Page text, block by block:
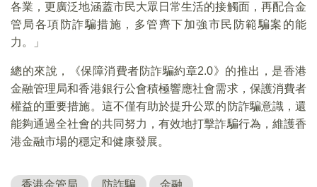
各業，更廣泛地涵蓋市民大眾日常生活的接觸面，再配合金
管局各項防詐騙措施，多管齊下加強市民防範騙案的能
力。」
總的來說，《保障消費者防詐騙約章2.0》的推出，是香港
金融管理局和香港銀行公會積極響應社會需求，保護消費者
權益的重要措施。這不僅有助於提升公眾的防詐騙意識，還
能夠通過全社會的共同努力，有效地打擊詐騙行為，維護香
港金融市場的穩定和健康發展。